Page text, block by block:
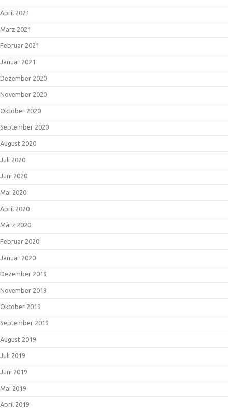
April 2021
März 2021
Februar 2021
Januar 2021
Dezember 2020
November 2020
Oktober 2020
September 2020
August 2020
Juli 2020
Juni 2020
Mai 2020
April 2020
März 2020
Februar 2020
Januar 2020
Dezember 2019
November 2019
Oktober 2019
September 2019
August 2019
Juli 2019
Juni 2019
Mai 2019
April 2019